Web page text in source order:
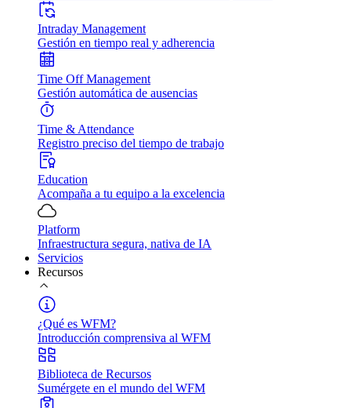
Intraday Management
Gestión en tiempo real y adherencia
Time Off Management
Gestión automática de ausencias
Time & Attendance
Registro preciso del tiempo de trabajo
Education
Acompaña a tu equipo a la excelencia
Platform
Infraestructura segura, nativa de IA
Servicios
Recursos
¿Qué es WFM?
Introducción comprensiva al WFM
Biblioteca de Recursos
Sumérgete en el mundo del WFM